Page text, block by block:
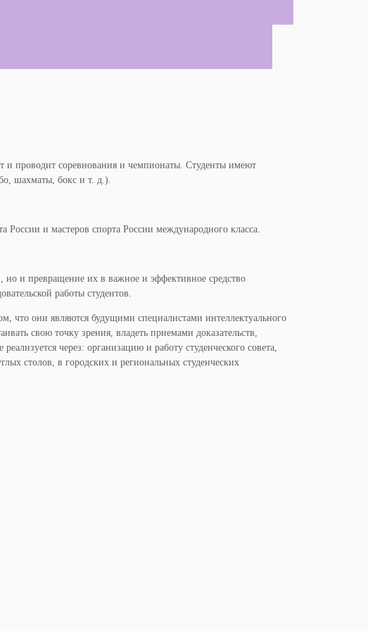
и проводит соревнования и чемпионаты. Студенты имеют
шахматы, бокс и т. д.).
и мастеров спорта России международного класса.
но и превращение их в важное и эффективное средство
работы студентов.
что они являются будущими специалистами интеллектуального
свою точку зрения, владеть приемами доказательств,
через: организацию и работу студенческого совета,
столов, в городских и региональных студенческих